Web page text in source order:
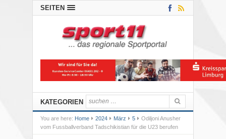
SEITEN
KATEGORIEN
You are here: Home 2024 März 5
Odiljoni Anusher
vom Fussballverband Tadschikistian für die U23 berufen